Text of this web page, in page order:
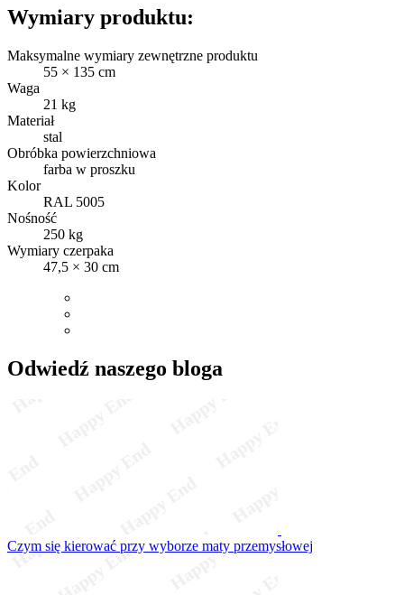
Wymiary produktu:
Maksymalne wymiary zewnętrzne produktu
55 × 135 cm
Waga
21 kg
Materiał
stal
Obróbka powierzchniowa
farba w proszku
Kolor
RAL 5005
Nośność
250 kg
Wymiary czerpaka
47,5 × 30 cm
Odwiedź naszego bloga
Czym się kierować przy wyborze maty przemysłowej